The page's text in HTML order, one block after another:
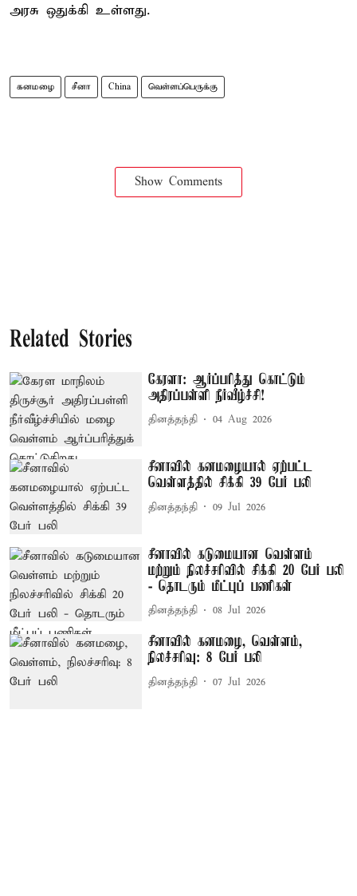
அரசு ஒதுக்கி உள்ளது.
கனமழை சீனா China வெள்ளப்பெருக்கு
Show Comments
Related Stories
கேரளா: ஆர்ப்பரித்து கொட்டும்
அதிரப்பள்ளி நீர்வீழ்ச்சி!
தினத்தந்தி 04 Aug 2026
சீனாவில் கனமழையால் ஏற்பட்ட
வெள்ளத்தில் சிக்கி 39 பேர் பலி
தினத்தந்தி 09 Jul 2026
சீனாவில் கடுமையான வெள்ளம்
மற்றும் நிலச்சரிவில் சிக்கி 20 பேர் பலி
- தொடரும் மீட்புப் பணிகள்
தினத்தந்தி 08 Jul 2026
சீனாவில் கனமழை, வெள்ளம்,
நிலச்சரிவு: 8 பேர் பலி
தினத்தந்தி 07 Jul 2026